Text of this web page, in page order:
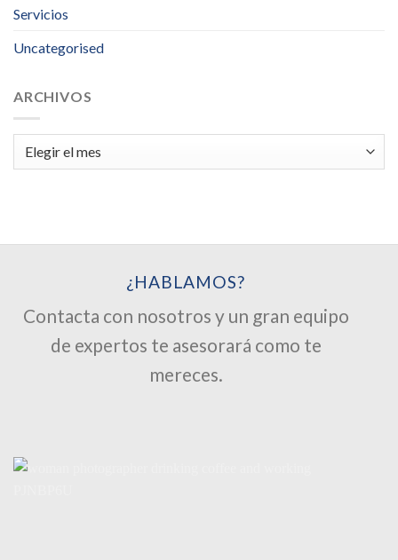
Servicios
Uncategorised
ARCHIVOS
¿HABLAMOS?
Contacta con nosotros y un gran equipo
de expertos te asesorará como te
mereces.